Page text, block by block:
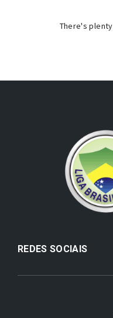
There's
REDES SOCIAIS